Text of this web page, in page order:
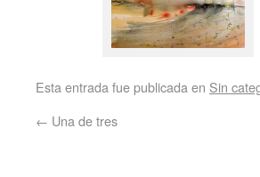
Esta entrada fue publicada en Sin
← Una de tres